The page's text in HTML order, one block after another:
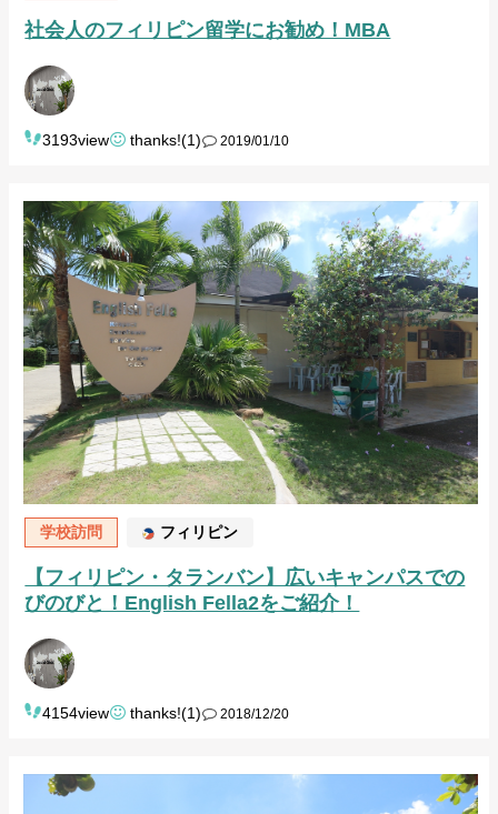
社会人のフィリピン留学にお勧め！MBA
3193view thanks!(1) 2019/01/10
学校訪問 フィリピン
【フィリピン・タランバン】広いキャンパスでの
びのびと！English Fella2をご紹介！
4154view thanks!(1) 2018/12/20